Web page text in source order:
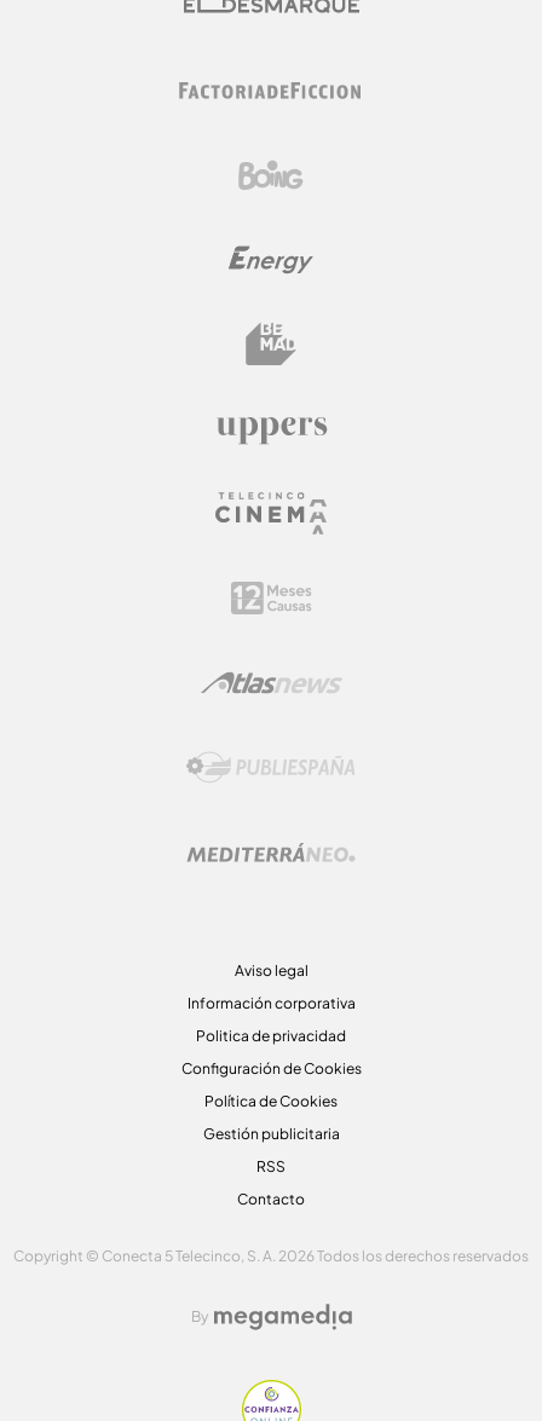
Aviso legal
Información corporativa
Politica de privacidad
Configuración de Cookies
Política de Cookies
Gestión publicitaria
RSS
Contacto
Copyright © Conecta 5 Telecinco, S. A. 2026 Todos los derechos reservados
By